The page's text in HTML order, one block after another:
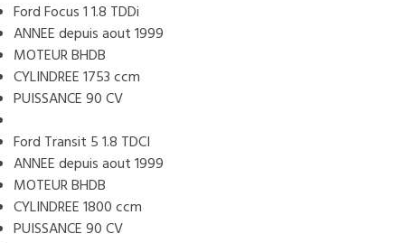
Ford Focus 1 1.8 TDDi
ANNEE depuis aout 1999
MOTEUR BHDB
CYLINDREE 1753 ccm
PUISSANCE 90 CV
Ford Transit 5 1.8 TDCI
ANNEE depuis aout 1999
MOTEUR BHDB
CYLINDREE 1800 ccm
PUISSANCE 90 CV